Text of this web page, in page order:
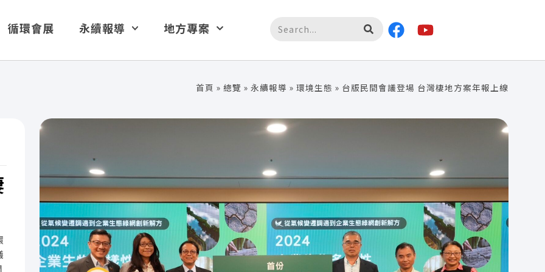
循環會展 永續報導 地方專案
首頁 » 總覽 » 永續報導 » 環境生態 » 台版民間會議登場 台灣棲地方案年報上線